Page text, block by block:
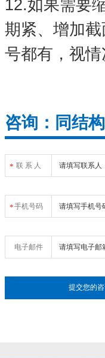
12.如果需要
期紧、增加
号都有，视
咨询：同结
* 联 系 人
*手机号码
电子邮件